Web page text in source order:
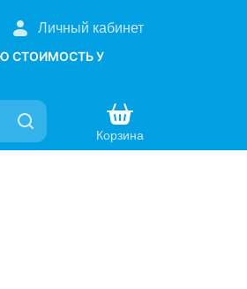
Личный кабинет
СТОИМОСТЬ У
Корзина